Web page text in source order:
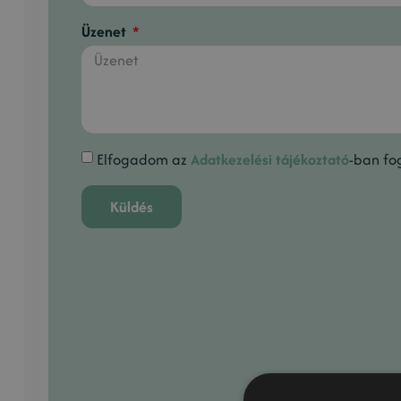
Üzenet
Elfogadom az Adatkezelési tájékoztató-ban
Küldés